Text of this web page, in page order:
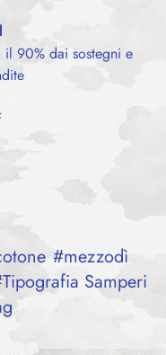
90% dai sostegni e
#mezzodì
Tipografia Samperi